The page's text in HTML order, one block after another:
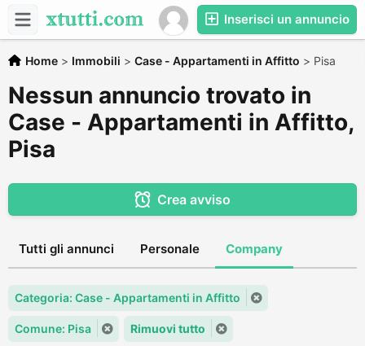
Inserisci un annuncio
Home > Immobili > Case - Appartamenti in Affitto > Pisa
Nessun annuncio trovato in
Case - Appartamenti in Affitto,
Pisa
Crea avviso
Tutti gli annunci Personale Company
Categoria: Case - Appartamenti in Affitto
Comune: Pisa Rimuovi tutto